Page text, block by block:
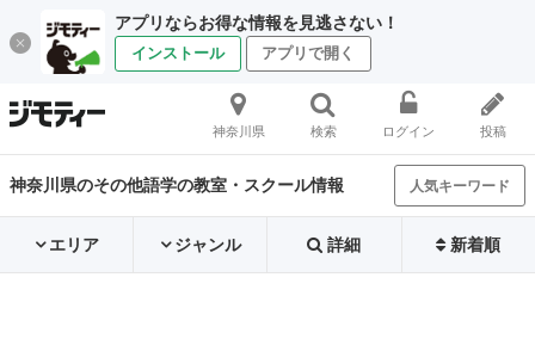
アプリならお得な情報を見逃さない！
インストール アプリで開く
神奈川県 検索 ログイン 投稿
神奈川県のその他語学の教室・スクール情報 人気キーワード
エリア ジャンル 詳細 新着順